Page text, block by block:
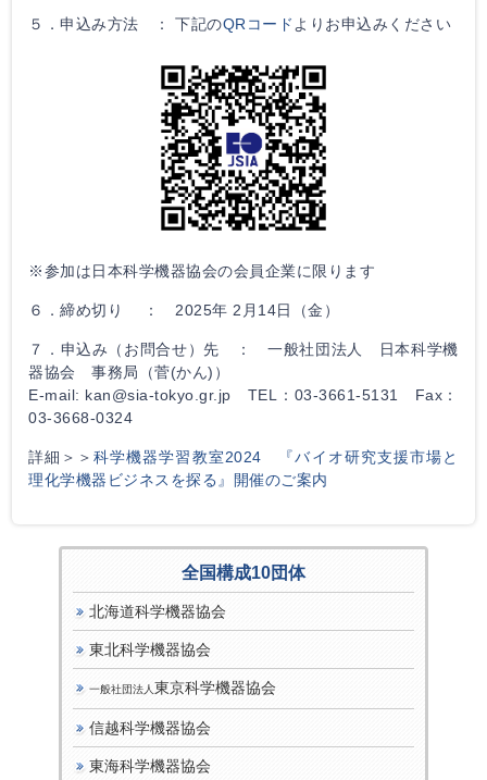
５．申込み方法 ： 下記のQRコード よりお申込みください
※参加は日本科学機器協会の会員企業に限ります
６．締め切り ： 2025年 2月14日（金）
７．申込み（お問合せ）先 ： 一般社団法人 日本科学機
器協会 事務局（菅(かん)）
E-mail: kan@sia-tokyo.gr.jp TEL：03-3661-5131 Fax：
03-3668-0324
詳細＞＞ 科学機器学習教室2024 『バイオ研究支援市場と
理化学機器ビジネスを探る』開催のご案内
全国構成10団体
北海道科学機器協会
東北科学機器協会
一般社団法人 東京科学機器協会
信越科学機器協会
東海科学機器協会